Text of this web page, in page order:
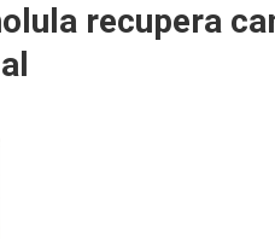
recupera